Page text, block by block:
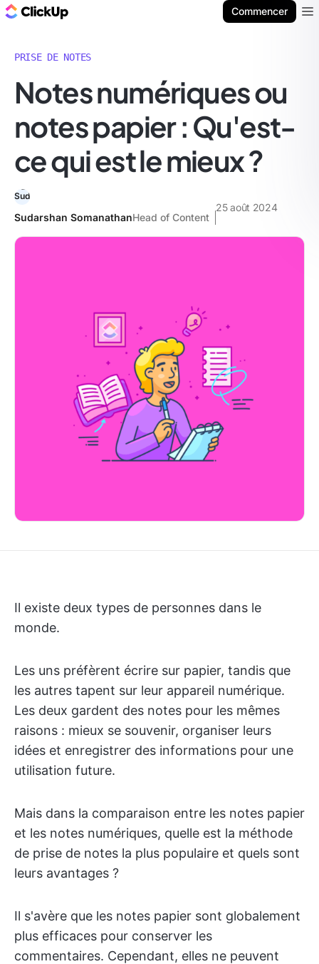
Commencer
PRISE DE NOTES
Notes numériques ou
notes papier : Qu'est-
ce qui est le mieux ?
Sudarshan SomanathanHead of Content
25 août 2024
Il existe deux types de personnes dans le
monde.
Les uns préfèrent écrire sur papier, tandis que
les autres tapent sur leur appareil numérique.
Les deux gardent des notes pour les mêmes
raisons : mieux se souvenir, organiser leurs
idées et enregistrer des informations pour une
utilisation future.
Mais dans la comparaison entre les notes papier
et les notes numériques, quelle est la méthode
de prise de notes la plus populaire et quels sont
leurs avantages ?
Il s'avère que les notes papier sont globalement
plus efficaces pour conserver les
commentaires. Cependant, elles ne peuvent